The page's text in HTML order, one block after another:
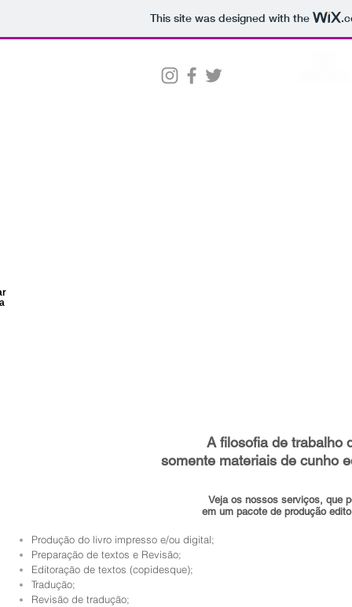
This site was designed with the
A filosofia de trabalho
somente materiais de cunho
Veja os nossos serviços, que
em um pacote de produção
Produção do livro impresso e/ou digital;
Preparação de textos e Revisão;
Editoração de textos (copidesque);
Tradução;
Revisão de tradução;